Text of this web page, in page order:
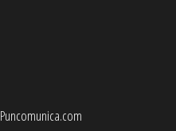
Puncomunica.com